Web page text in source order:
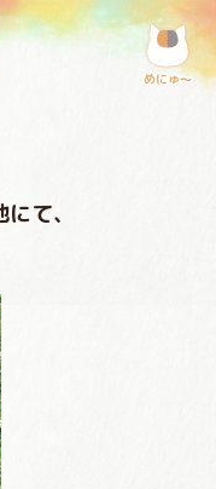
めにゅ〜
て、